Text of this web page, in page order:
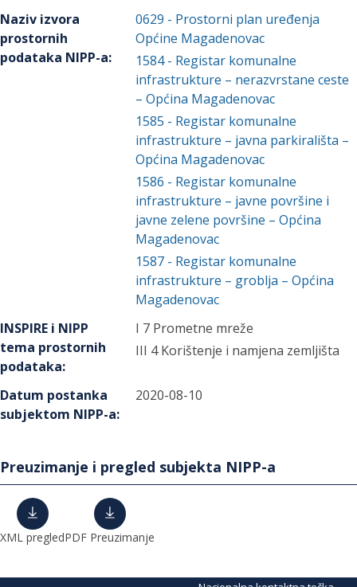
Naziv izvora
prostornih
podataka NIPP-a:
0629 - Prostorni plan uređenja
Općine Magadenovac
1584- Registar komunalne
infrastrukture – nerazvrstane ceste
– Općina Magadenovac
1585 - Registar komunalne
infrastrukture – javna parkirališta –
Općina Magadenovac
1586 - Registar komunalne
infrastrukture – javne površine i
javne zelene površine – Općina
Magadenovac
1587 - Registar komunalne
infrastrukture – groblja – Općina
Magadenovac
INSPIRE i NIPP
tema prostornih
podataka:
I 7 Prometne mreže
III 4 Korištenje i namjena zemljišta
Datum postanka
subjektom NIPP-a:
2020-08-10
Preuzimanje i pregled subjekta NIPP-a
XML pregledPDF Preuzimanje